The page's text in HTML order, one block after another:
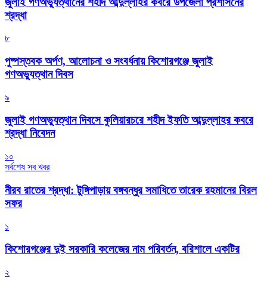
শ্রদ্ধা
৮
পুষ্পস্তবক অর্পণ, আলোচনা ও সংবর্ধনায় কিশোরগঞ্জে জুলাই
গণঅভ্যুত্থান দিবস
৯
জুলাই গণঅভ্যুত্থান দিবসে কুলিয়ারচরে শহীদ ইফতি আব্দুল্লাহর কবরে
শ্রদ্ধা নিবেদন
১০
সর্বশেষ সব খবর
নীরব রাতের শ্রদ্ধা: টুঙ্গিপাড়ায় বঙ্গবন্ধুর সমাধিতে তারেক রহমানের বিরল
সফর
১
কিশোরগঞ্জের দুই সরকারি কলেজের নাম পরিবর্তন, বরিশালে একটির
২